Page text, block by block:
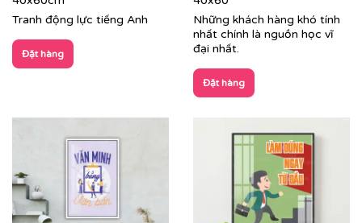
Tranh văn phòng in theo mẫu và kích thước riêng của
khách hàng
Quý khách có nhu cầu:
đẹp theo chủ đề
theo nhiều kích thước
Quý khách vui lòng nhấn
để gặp nhân viên tư
vấn hoặc SĐT037 722 1985
để nhân viên tư vấn gửi
mẫu theo yêu cầu của quý khách.
Tranh động lực tiếng Anh
Đặt hàng
Những khách hàng khó tính
nhất chính là nguồn học vĩ
đại nhất.
Đặt hàng